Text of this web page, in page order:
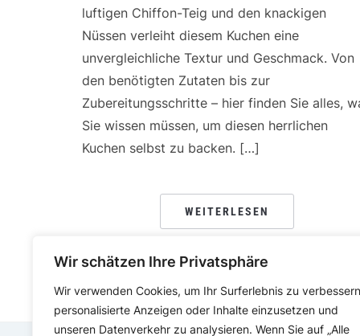
Wir schätzen Ihre Privatsphäre
Wir verwenden Cookies, um Ihr Surferlebnis zu
personalisierte Anzeigen oder Inhalte einzusetzen und
unseren Datenverkehr zu analysieren. Wenn Sie auf „Alle
luftigen Chiffon-Teig und den knackigen
Nüssen verleiht diesem Kuchen eine
unvergleichliche Textur und Geschmack. Von
den benötigten Zutaten bis zur
Zubereitungsschritte – hier finden Sie alles,
Sie wissen müssen, um diesen herrlichen
Kuchen selbst zu backen. […]
WEITERLESEN